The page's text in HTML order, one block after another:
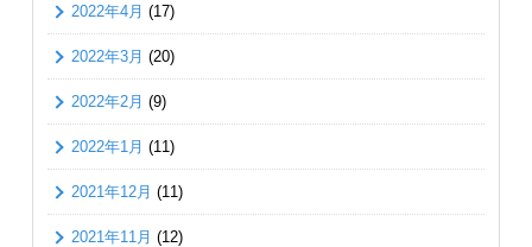
2022年4月 (17)
2022年3月 (20)
2022年2月 (9)
2022年1月 (11)
2021年12月 (11)
2021年11月 (12)